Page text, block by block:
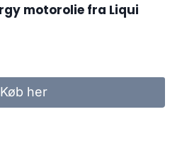
motorolie fra Liqui
Køb her